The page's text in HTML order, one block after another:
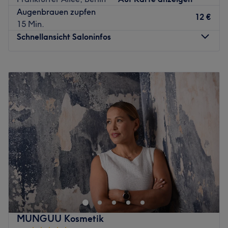
persönlichen Beautymoment nur noch der passende
Termin. Diesen buchst du dir am besten online oder per
App mit Treatwell!
typgerechte Kết quả là rất tốt, sind hier gewiss. Trong môi
trường hiện đại mit einem Hauch vom barockischen Stil
kannst du dich zurücklehnen und dich von den Profis
verwöhnen und verschönern lassen. Bạn đang gặp vấn đề
gì? Komm vorbei und überzeuge dich selbst.
Zurück zur Salonansicht
Augenbrauen zupfen
15 Min.
12 €
Schnellansicht Saloninfos
Dienstag
10:00–
Mittwoch
10:00–
Donnerstag
10:00 –
Freitag
10:00–19:00
Samstag
10:00
18:00
Sonntag
Geschlossen
Bist du gelangweilt von deinen Haaren und brauchst eine
Veränderung? Bei Salon HISHAM in Berlin-Boxikiez
bekommen sowohl Frauen, Männer als auch Kinder einen
professionellen Haarschnitt. Hier erhältst du von der
Bartasur bis zur Hochsteckfrisur alles, was das Herz
begehrt.
MUNGUU Kosmetik